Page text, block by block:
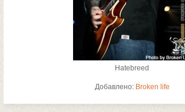
Hatebreed
Добавлено: Broken life